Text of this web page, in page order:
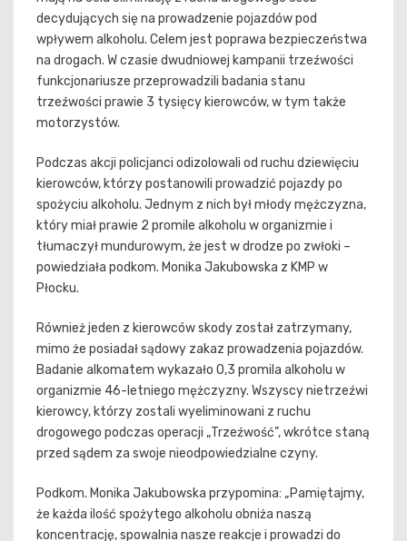
decydujących się na prowadzenie pojazdów pod
wpływem alkoholu. Celem jest poprawa bezpieczeństwa
na drogach. W czasie dwudniowej kampanii trzeźwości
funkcjonariusze przeprowadzili badania stanu
trzeźwości prawie 3 tysięcy kierowców, w tym także
motorzystów.
Podczas akcji policjanci odizolowali od ruchu dziewięciu
kierowców, którzy postanowili prowadzić pojazdy po
spożyciu alkoholu. Jednym z nich był młody mężczyzna,
który miał prawie 2 promile alkoholu w organizmie i
tłumaczył mundurowym, że jest w drodze po zwłoki –
powiedziała podkom. Monika Jakubowska z KMP w
Płocku.
Również jeden z kierowców skody został zatrzymany,
mimo że posiadał sądowy zakaz prowadzenia pojazdów.
Badanie alkomatem wykazało 0,3 promila alkoholu w
organizmie 46-letniego mężczyzny. Wszyscy nietrzeźwi
kierowcy, którzy zostali wyeliminowani z ruchu
drogowego podczas operacji „Trzeźwość”, wkrótce staną
przed sądem za swoje nieodpowiedzialne czyny.
Podkom. Monika Jakubowska przypomina: „Pamiętajmy,
że każda ilość spożytego alkoholu obniża naszą
koncentrację, spowalnia nasze reakcje i prowadzi do